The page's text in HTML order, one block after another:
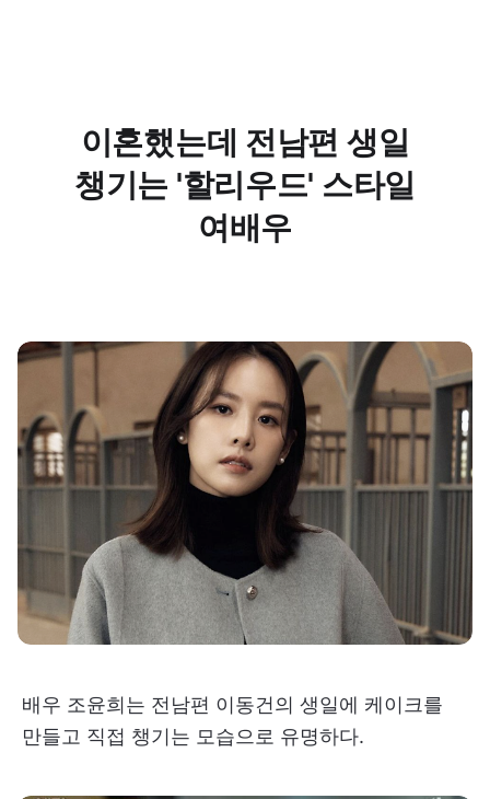
이혼했는데 전남편 생일
챙기는 '할리우드' 스타일
여배우
배우 조윤희는 전남편 이동건의 생일에 케이크를
만들고 직접 챙기는 모습으로 유명하다.